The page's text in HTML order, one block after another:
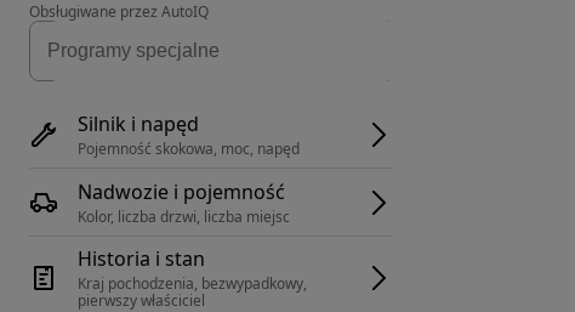
Obsługiwane przez AutoIQ
Silnik i napęd
Pojemność skokowa, moc, napęd
Nadwozie i pojemność
Kolor, liczba drzwi, liczba miejsc
Historia i stan
Kraj pochodzenia, bezwypadkowy,
pierwszy właściciel